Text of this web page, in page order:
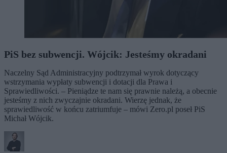
PiS bez subwencji. Wójcik: Jesteśmy okradani
Naczelny Sąd Administracyjny podtrzymał wyrok dotyczący
wstrzymania wypłaty subwencji i dotacji dla Prawa i
Sprawiedliwości. – Pieniądze te nam się prawnie należą, a obecnie
jesteśmy z nich zwyczajnie okradani. Wierzę jednak, że
sprawiedliwość w końcu zatriumfuje – mówi Zero.pl poseł PiS
Michał Wójcik.